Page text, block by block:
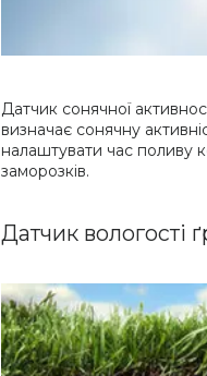
Датчик сонячної
визначає сонячну
налаштувати час поливу
заморозків.
Датчик вологості